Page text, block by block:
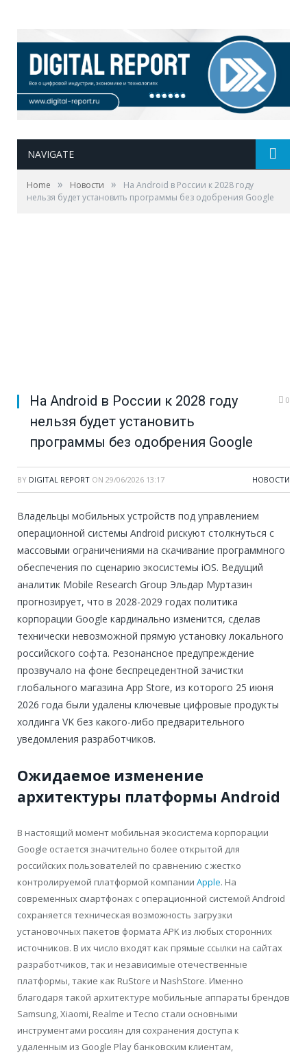
NAVIGATE
Home » Новости »
На Android в России к 2028 году
нельзя будет установить программы без одобрения Google
На Android в России к 2028 году
нельзя будет установить
программы без одобрения Google
0
BY DIGITAL REPORT ON 29/06/2026 13:17 НОВОСТИ
Владельцы мобильных устройств под управлением
операционной системы Android рискуют столкнуться с
массовыми ограничениями на скачивание программного
обеспечения по сценарию экосистемы iOS. Ведущий
аналитик Mobile Research Group Эльдар Муртазин
прогнозирует, что в 2028-2029 годах политика
корпорации Google кардинально изменится, сделав
технически невозможной прямую установку локального
российского софта. Резонансное предупреждение
прозвучало на фоне беспрецедентной зачистки
глобального магазина App Store, из которого 25 июня
2026 года были удалены ключевые цифровые продукты
холдинга VK без какого-либо предварительного
уведомления разработчиков.
Ожидаемое изменение
архитектуры платформы Android
В настоящий момент мобильная экосистема корпорации
Google остается значительно более открытой для
российских пользователей по сравнению с жестко
контролируемой платформой компании Apple. На
современных смартфонах с операционной системой Android
сохраняется техническая возможность загрузки
установочных пакетов формата APK из любых сторонних
источников. В их число входят как прямые ссылки на сайтах
разработчиков, так и независимые отечественные
платформы, такие как RuStore и NashStore. Именно
благодаря такой архитектуре мобильные аппараты брендов
Samsung, Xiaomi, Realme и Tecno стали основными
инструментами россиян для сохранения доступа к
удаленным из Google Play банковским клиентам,